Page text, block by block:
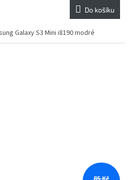
Do košíku
Galaxy S3 Mini i8190 modré
85 Kč